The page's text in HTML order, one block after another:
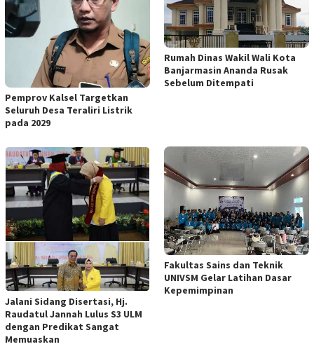
Pemprov Kalsel Targetkan
Seluruh Desa Teraliri Listrik
pada 2029
Rumah Dinas Wakil Wali Kota
Banjarmasin Ananda Rusak
Sebelum Ditempati
Jalani Sidang Disertasi, Hj.
Raudatul Jannah Lulus S3 ULM
dengan Predikat Sangat
Memuaskan
Fakultas Sains dan Teknik
UNIVSM Gelar Latihan Dasar
Kepemimpinan